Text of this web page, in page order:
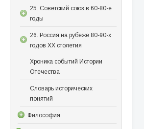
25. Советский союз в 60-80-е
годы
26. Россия на рубеже 80-90-х
годов XX столетия
Хроника событий Истории
Отечества
Словарь исторических
понятий
Философия